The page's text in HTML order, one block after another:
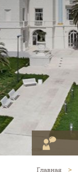
Главная >